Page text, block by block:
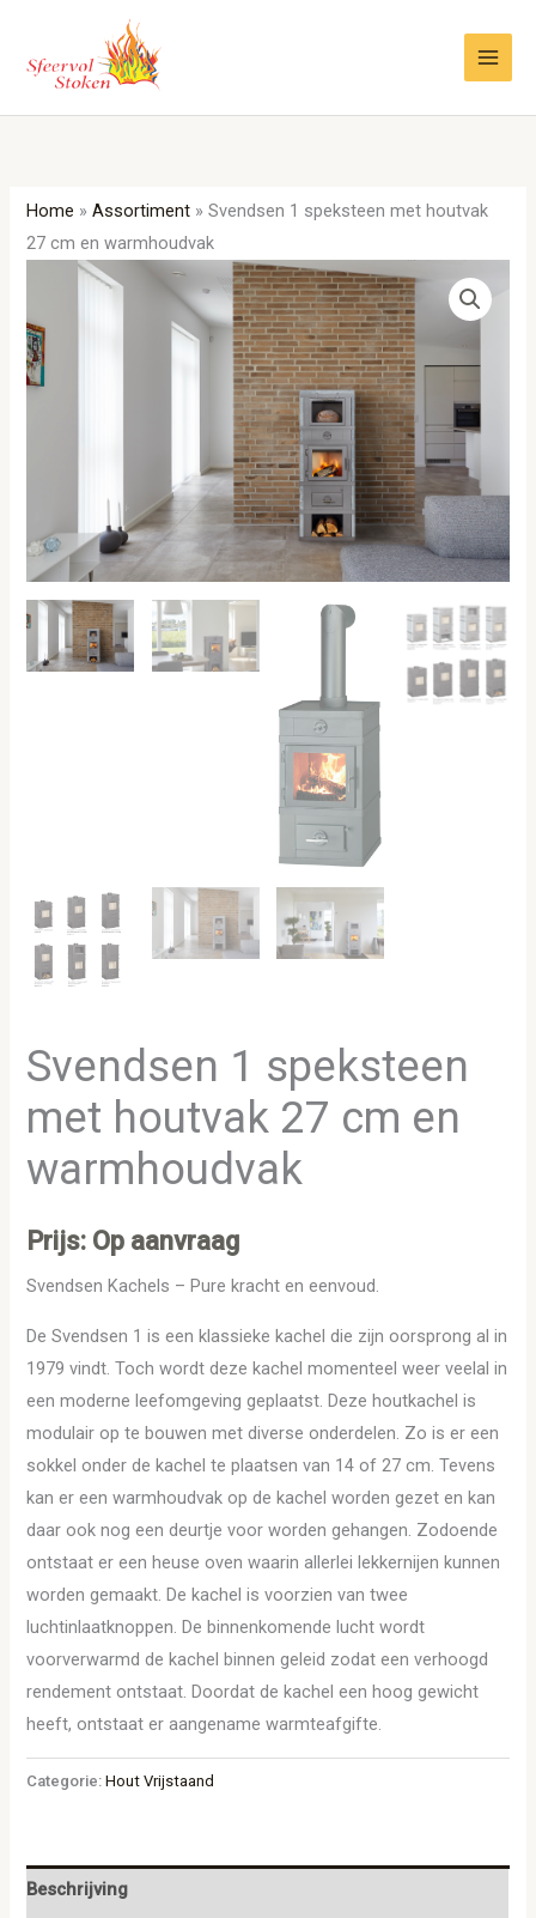
inhoud
Home »Assortiment »Svendsen 1 speksteen met houtvak
27 cm en warmhoudvak
Svendsen 1 speksteen
met houtvak 27 cm en
warmhoudvak
Prijs: Op aanvraag
Svendsen Kachels – Pure kracht en eenvoud.
De Svendsen 1 is een klassieke kachel die zijn oorsprong al in
1979 vindt. Toch wordt deze kachel momenteel weer veelal in
een moderne leefomgeving geplaatst. Deze houtkachel is
modulair op te bouwen met diverse onderdelen. Zo is er een
sokkel onder de kachel te plaatsen van 14 of 27 cm. Tevens
kan er een warmhoudvak op de kachel worden gezet en kan
daar ook nog een deurtje voor worden gehangen. Zodoende
ontstaat er een heuse oven waarin allerlei lekkernijen kunnen
worden gemaakt. De kachel is voorzien van twee
luchtinlaatknoppen. De binnenkomende lucht wordt
voorverwarmd de kachel binnen geleid zodat een verhoogd
rendement ontstaat. Doordat de kachel een hoog gewicht
heeft, ontstaat er aangename warmteafgifte.
Categorie:Hout Vrijstaand
Beschrijving